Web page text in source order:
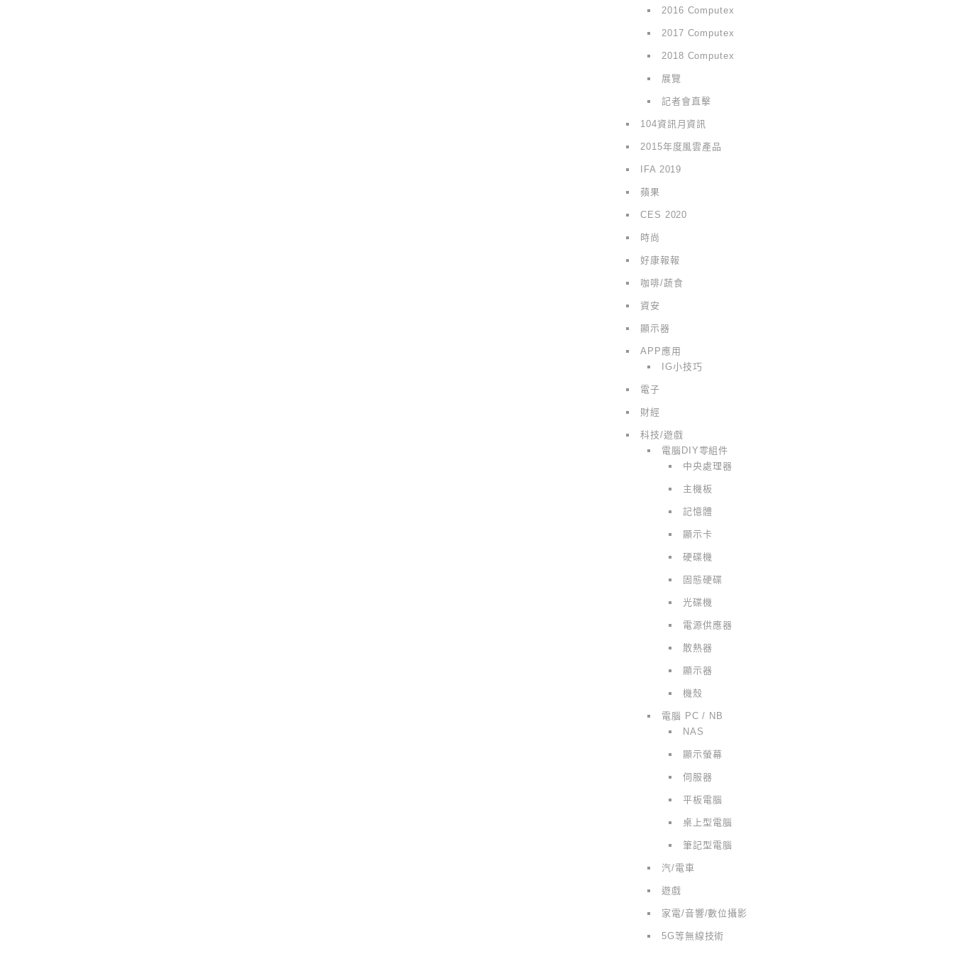
2016 Computex
2017 Computex
2018 Computex
展覽
記者會直擊
104資訊月資訊
2015年度風雲產品
IFA 2019
蘋果
CES 2020
時尚
好康報報
咖啡/蔬食
資安
顯示器
APP應用
IG小技巧
電子
財經
科技/遊戲
電腦DIY零組件
中央處理器
主機板
記憶體
顯示卡
硬碟機
固態硬碟
光碟機
電源供應器
散熱器
顯示器
機殼
電腦 PC / NB
NAS
顯示螢幕
伺服器
平板電腦
桌上型電腦
筆記型電腦
汽/電車
遊戲
家電/音響/數位攝影
5G等無線技術